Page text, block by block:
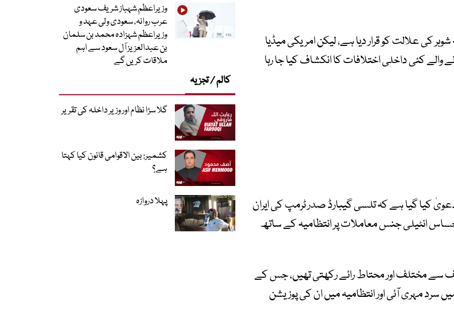
کی علالت کو قرار دیا ہے، لیکن امریکی میڈیا
کئی داخلی اختلافات کا انکشاف کیا جا رہا
کیا گیا ہے کہ تلسی گیبارڈ صدر ٹرمپ کی ایران
انٹیلی جنس معاملات پر انتظامیہ کے ساتھ
سے مختلف اور محتاط رائے رکھتی تھیں، جس کے
مہری آئی اور انتظامیہ میں ان کی پوزیشن
وزیراعظم شہباز شریف سعودی
عرب روانہ، سعودی ولی عہد و
وزیراعظم شہزادہ محمد بن سلمان
بن عبدالعزیز آل سعود سے اہم
ملاقات کریں گے
کالم / تجزیہ
گلا سڑا نظام اور وزیر داخلہ کی تقریر
کشمیر: بین الاقوامی قانون کیا کہتا
ہے؟
پہلا دروازہ